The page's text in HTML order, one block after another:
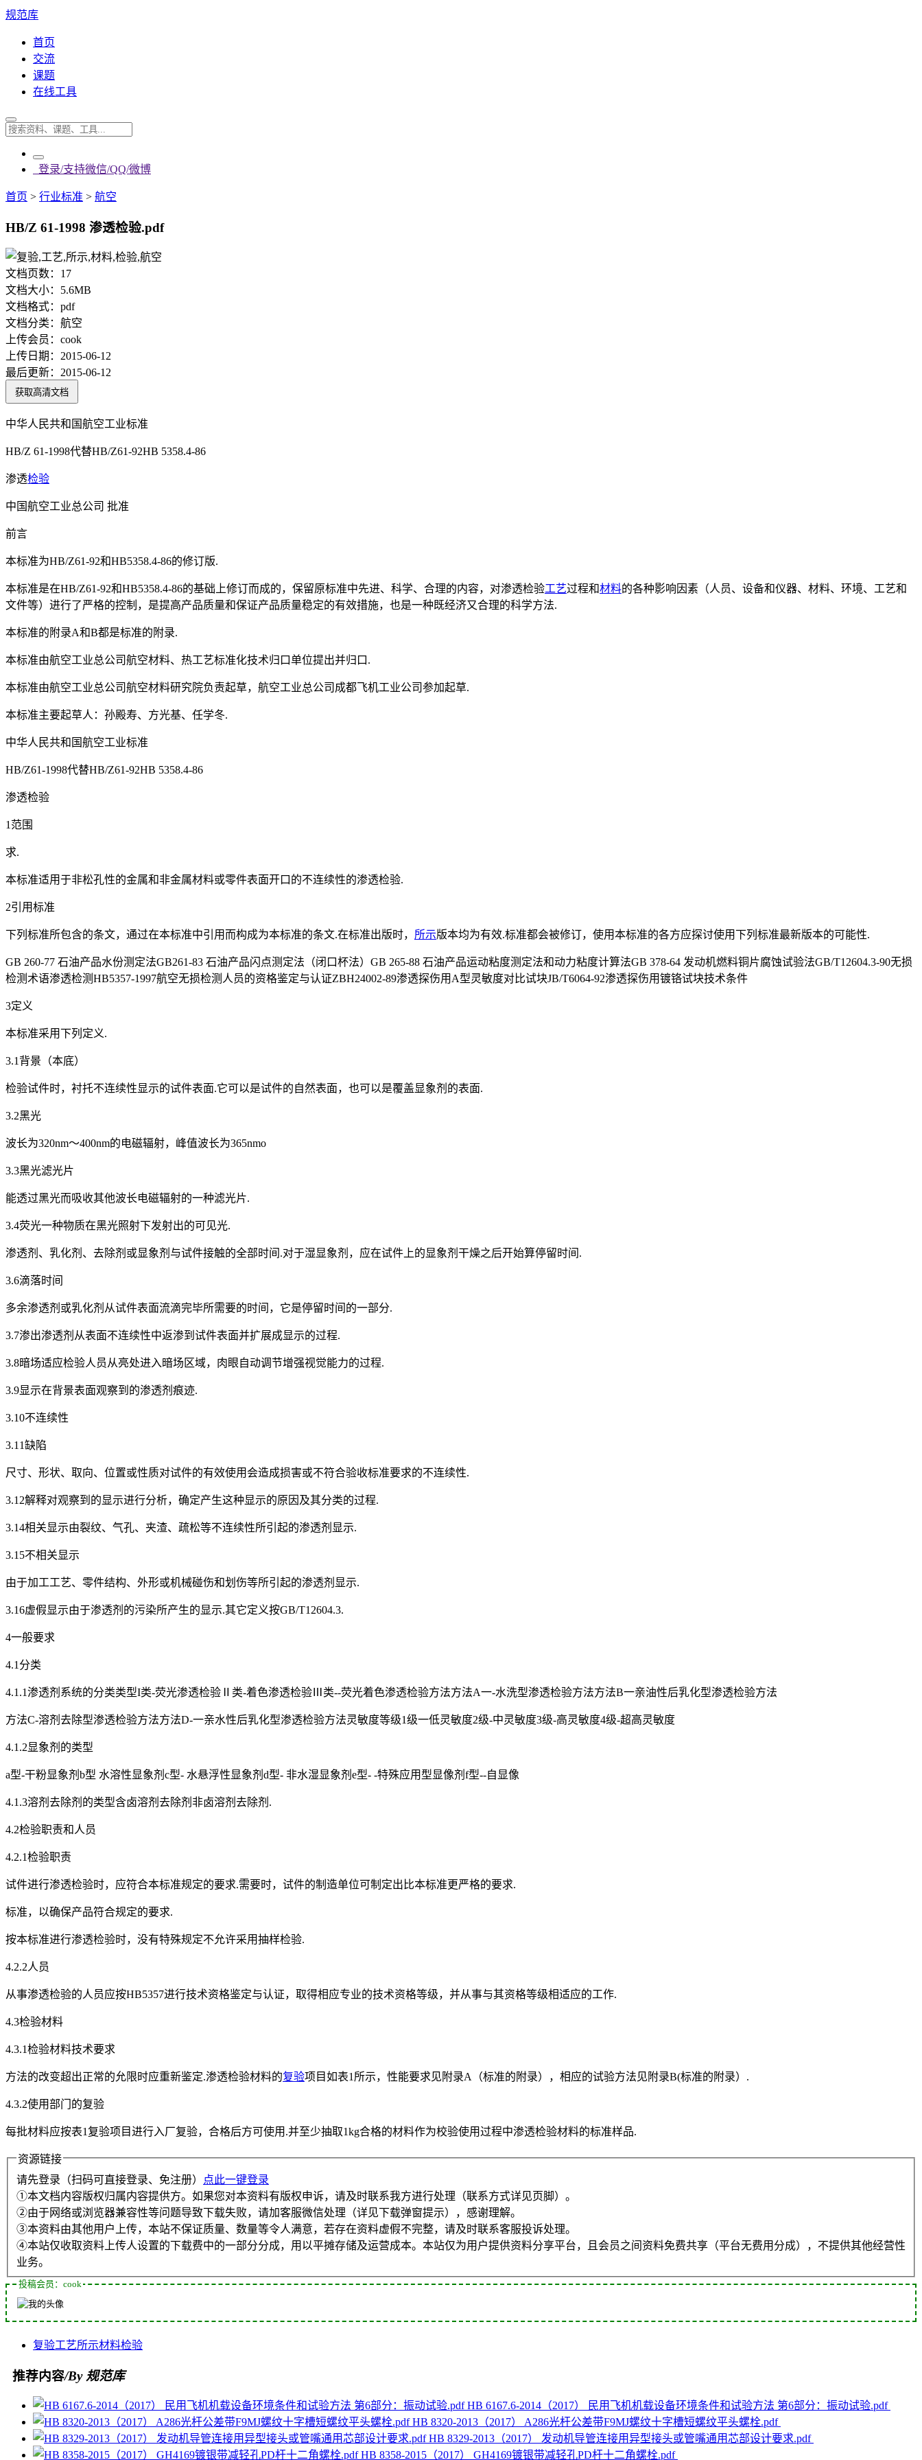
规范库
首页
交流
课题
在线工具
登录/支持微信/QQ/微博
首页 > 行业标准 > 航空
HB/Z 61-1998 渗透检验.pdf
文档页数： 17
文档大小： 5.6MB
文档格式： pdf
文档分类： 航空
上传会员： cook
上传日期： 2015-06-12
最后更新： 2015-06-12
获取高清文档
中华人民共和国航空工业标准
HB/Z 61-1998代替HB/Z61-92HB 5358.4-86
渗透检验
中国航空工业总公司 批准
前言
本标准为HB/Z61-92和HB5358.4-86的修订版.
本标准是在HB/Z61-92和HB5358.4-86的基础上修订而成的，保留原标准中先进、科学、合理的内容，对渗透检验工艺过程和材料的各种影响因素（人员、设备和仪器、材料、环境、工艺和
文件等）进行了严格的控制，是提高产品质量和保证产品质量稳定的有效措施，也是一种既经济又合理的科学方法.
本标准的附录A和B都是标准的附录.
本标准由航空工业总公司航空材料、热工艺标准化技术归口单位提出并归口.
本标准由航空工业总公司航空材料研究院负责起草，航空工业总公司成都飞机工业公司参加起草.
本标准主要起草人：孙殿寿、方光基、任学冬.
中华人民共和国航空工业标准
HB/Z61-1998代替HB/Z61-92HB 5358.4-86
渗透检验
1范围
求.
本标准适用于非松孔性的金属和非金属材料或零件表面开口的不连续性的渗透检验.
2引用标准
下列标准所包含的条文，通过在本标准中引用而构成为本标准的条文.在标准出版时， 所示版本均为有效.标准都会被修订，使用本标准的各方应探讨使用下列标准最新版本的可能性.
GB 260-77 石油产品水份测定法GB261-83 石油产品闪点测定法（闭口杯法）GB 265-88 石油产品运动粘度测定法和动力粘度计算法GB 378-64 发动机燃料铜片腐蚀试验法GB/T12604.3-90无损
检测术语渗透检测HB5357-1997航空无损检测人员的资格鉴定与认证ZBH24002-89渗透探伤用A型灵敏度对比试块JB/T6064-92渗透探伤用镀铬试块技术条件
3定义
本标准采用下列定义.
3.1背景（本底）
检验试件时，衬托不连续性显示的试件表面.它可以是试件的自然表面，也可以是覆盖显象剂的表面.
3.2黑光
波长为320nm～400nm的电磁辐射，峰值波长为365nmo
3.3黑光滤光片
能透过黑光而吸收其他波长电磁辐射的一种滤光片.
3.4荧光一种物质在黑光照射下发射出的可见光.
渗透剂、乳化剂、去除剂或显象剂与试件接触的全部时间.对于湿显象剂，应在试件上的显象剂干燥之后开始算停留时间.
3.6滴落时间
多余渗透剂或乳化剂从试件表面流滴完毕所需要的时间，它是停留时间的一部分.
3.7渗出渗透剂从表面不连续性中返渗到试件表面并扩展成显示的过程.
3.8暗场适应检验人员从亮处进入暗场区域，肉眼自动调节增强视觉能力的过程.
3.9显示在背景表面观察到的渗透剂痕迹.
3.10不连续性
3.11缺陷
尺寸、形状、取向、位置或性质对试件的有效使用会造成损害或不符合验收标准要求的不连续性.
3.12解释对观察到的显示进行分析，确定产生这种显示的原因及其分类的过程.
3.14相关显示由裂纹、气孔、夹渣、疏松等不连续性所引起的渗透剂显示.
3.15不相关显示
由于加工工艺、零件结构、外形或机械碰伤和划伤等所引起的渗透剂显示.
3.16虚假显示由于渗透剂的污染所产生的显示.其它定义按GB/T12604.3.
4一般要求
4.1分类
4.1.1渗透剂系统的分类类型I类-荧光渗透检验Ⅱ类-着色渗透检验Ⅲ类--荧光着色渗透检验方法方法A一-水洗型渗透检验方法方法B一亲油性后乳化型渗透检验方法
方法C-溶剂去除型渗透检验方法方法D-一亲水性后乳化型渗透检验方法灵敏度等级1级一低灵敏度2级-中灵敏度3级-高灵敏度4级-超高灵敏度
4.1.2显象剂的类型
a型-干粉显象剂b型 水溶性显象剂c型- 水悬浮性显象剂d型- 非水湿显象剂e型- -特殊应用型显像剂f型--自显像
4.1.3溶剂去除剂的类型含卤溶剂去除剂非卤溶剂去除剂.
4.2检验职责和人员
4.2.1检验职责
试件进行渗透检验时，应符合本标准规定的要求.需要时，试件的制造单位可制定出比本标准更严格的要求.
标准，以确保产品符合规定的要求.
按本标准进行渗透检验时，没有特殊规定不允许采用抽样检验.
4.2.2人员
从事渗透检验的人员应按HB5357进行技术资格鉴定与认证，取得相应专业的技术资格等级，并从事与其资格等级相适应的工作.
4.3检验材料
4.3.1检验材料技术要求
方法的改变超出正常的允限时应重新鉴定.渗透检验材料的复验项目如表1所示，性能要求见附录A（标准的附录），相应的试验方法见附录B(标准的附录）.
4.3.2使用部门的复验
每批材料应按表1复验项目进行入厂复验，合格后方可使用.并至少抽取1kg合格的材料作为校验使用过程中渗透检验材料的标准样品.
资源链接
请先登录（扫码可直接登录、免注册）
点此一键登录
①本文档内容版权归属内容提供方。如果您对本资料有版权申诉，请及时联系我方进行处理（联系方式详见页脚）。
②由于网络或浏览器兼容性等问题导致下载失败，请加客服微信处理（详见下载弹窗提示），感谢理解。
③本资料由其他用户上传，本站不保证质量、数量等令人满意，若存在资料虚假不完整，请及时联系客服投诉处理。
④本站仅收取资料上传人设置的下载费中的一部分分成，用以平摊存储及运营成本。本站仅为用户提供资料分享平台，且会员之间资料免费共享（平台无费用分成），不提供其他经营性
业务。
投稿会员：cook
复验工艺所示材料检验
推荐内容/By 规范库
HB 6167.6-2014（2017） 民用飞机机载设备环境条件和试验方法 第6部分：振动试验.pdf
HB 8320-2013（2017） A286光杆公差带F9MJ螺纹十字槽短螺纹平头螺栓.pdf
HB 8329-2013（2017） 发动机导管连接用异型接头或管嘴通用芯部设计要求.pdf
HB 8358-2015（2017） GH4169镀银带减轻孔PD杆十二角螺栓.pdf